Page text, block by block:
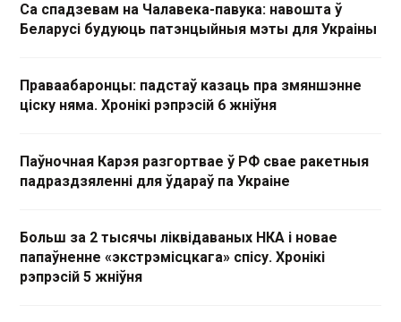
Са спадзевам на Чалавека-павука: навошта ў
Беларусі будуюць патэнцыйныя мэты для Украіны
Праваабаронцы: падстаў казаць пра змяншэнне
ціску няма. Хронікі рэпрэсій 6 жніўня
Паўночная Карэя разгортвае ў РФ свае ракетныя
падраздзяленні для ўдараў па Украіне
Больш за 2 тысячы ліквідаваных НКА і новае
папаўненне «экстрэмісцкага» спісу. Хронікі
рэпрэсій 5 жніўня